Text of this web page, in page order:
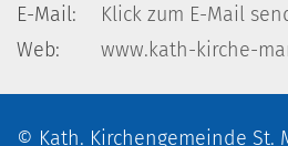
E-Mail:
Klick zum E-Mail
Web:
www.kath-kirche-
© Kath. Kirchengemeinde St.